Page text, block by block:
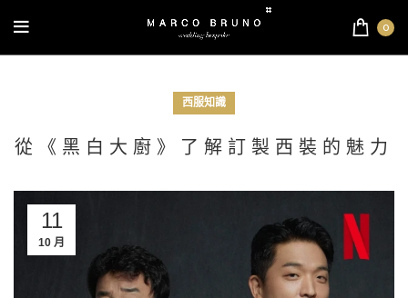
0
西服知識
從《黑白大廚》了解訂製西裝的魅力
11
10 月